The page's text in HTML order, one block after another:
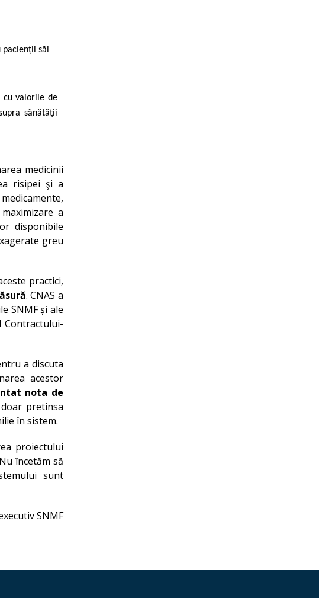
pacienții săi
cu valorile de
sănătăţii
medicinii
risipei şi a
a
disponibile
greu
practici,
. CNAS a
SNMF și ale
Contractului-
a discuta
acestor
nota de
pretinsa
în sistem.
proiectului
încetăm să
sunt
SNMF